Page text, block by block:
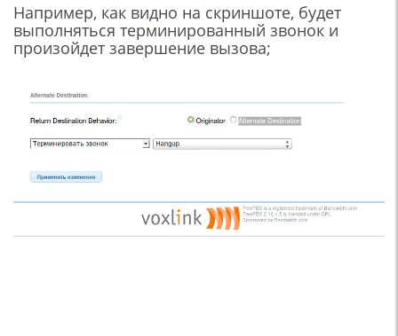
Например, как видно на скриншоте, будет
выполняться терминированный звонок и
произойдет завершение вызова;